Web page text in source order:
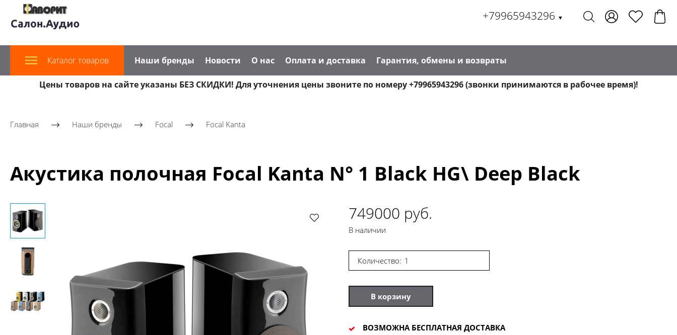
+79965943296 ▼
Каталог товаров Наши бренды Новости О нас Оплата и доставка Гарантия, обмены и возвраты
Цены товаров на сайте указаны БЕЗ СКИДКИ! Для уточнения цены звоните по номеру +79965943296 (звонки принимаются в рабочее время)!
Главная Наши бренды Focal Focal Kanta
Акустика полочная Focal Kanta N° 1 Black HG\ Deep Black
749000 руб.
В наличии
Количество:
В корзину
ВОЗМОЖНА БЕСПЛАТНАЯ ДОСТАВКА